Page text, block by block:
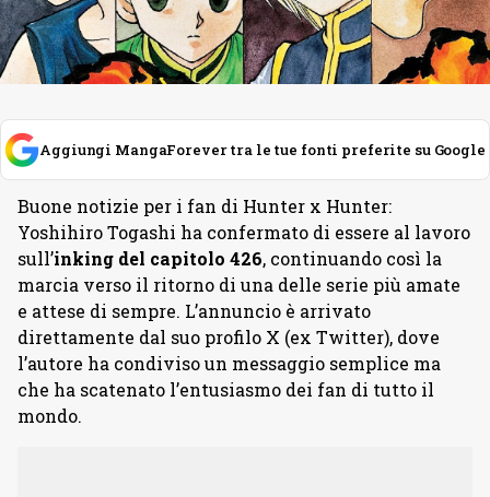
Aggiungi MangaForever tra le tue fonti preferite su Google
Buone notizie per i fan di Hunter x Hunter:
Yoshihiro Togashi ha confermato di essere al lavoro
sull’inking del capitolo 426, continuando così la
marcia verso il ritorno di una delle serie più amate
e attese di sempre. L’annuncio è arrivato
direttamente dal suo profilo X (ex Twitter), dove
l’autore ha condiviso un messaggio semplice ma
che ha scatenato l’entusiasmo dei fan di tutto il
mondo.